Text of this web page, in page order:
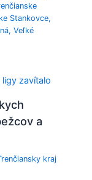
Stankovce,
,Veľké
a
kraj